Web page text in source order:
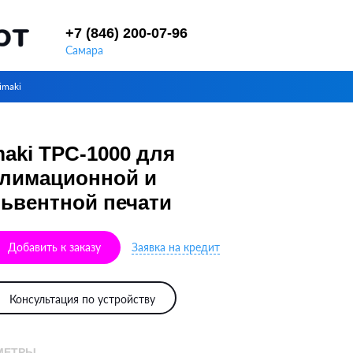
+7 (846) 200-07-96
Самара
TPC-1000 для
и
печати
Добавить к заказу Заявка на кредит
Консультация по устройству